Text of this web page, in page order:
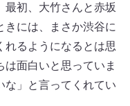
最初、大竹さんと赤坂
きには、まさか渋谷に
れるようになるとは思
面白いと思っていま
な」と言ってくれてい